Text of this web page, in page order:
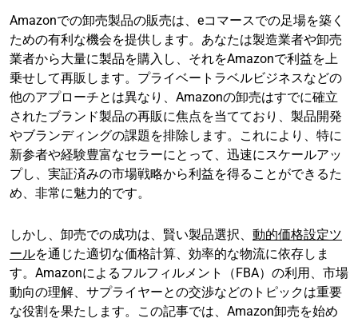
Amazonでの卸売製品の販売は、eコマースでの足場を築く
ための有利な機会を提供します。あなたは製造業者や卸売
業者から大量に製品を購入し、それをAmazonで利益を上
乗せして再販します。プライベートラベルビジネスなどの
他のアプローチとは異なり、Amazonの卸売はすでに確立
されたブランド製品の再販に焦点を当てており、製品開発
やブランディングの課題を排除します。これにより、特に
新参者や経験豊富なセラーにとって、迅速にスケールアッ
プし、実証済みの市場戦略から利益を得ることができるた
め、非常に魅力的です。
しかし、卸売での成功は、賢い製品選択、 動的価格設定ツ
ールを通じた適切な価格計算、効率的な物流に依存しま
す。Amazonによるフルフィルメント（FBA）の利用、市場
動向の理解、サプライヤーとの交渉などのトピックは重要
な役割を果たします。この記事では、Amazon卸売を始め